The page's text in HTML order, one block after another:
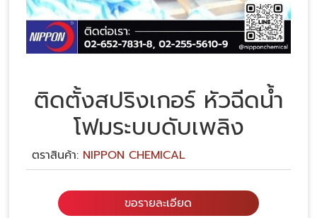
ติดตั้งสปริงเกอร์ หัวฉีดน้ำ
โฟมระบบดับเพลิง
ตราสินค้า: NIPPON CHEMICAL
ขอรายละเอียด